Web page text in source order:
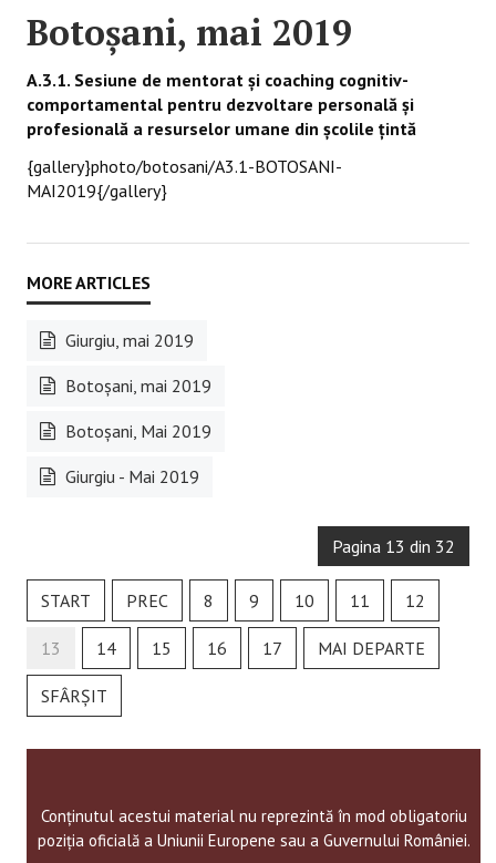
Botoşani, mai 2019
A.3.1. Sesiune de mentorat și coaching cognitiv-
comportamental pentru dezvoltare personală și
profesională a resurselor umane din școlile ţintă
{gallery}photo/botosani/A3.1-BOTOSANI-
MAI2019{/gallery}
Giurgiu, mai 2019
Botoşani, mai 2019
Botoşani, Mai 2019
Giurgiu - Mai 2019
Pagina 13 din 32
START PREC 8 9 10 11 12
13 14 15 16 17 MAI DEPARTE
SFÂRȘIT
Conținutul acestui material nu reprezintă în mod obligatoriu
poziția oficială a Uniunii Europene sau a Guvernului României.